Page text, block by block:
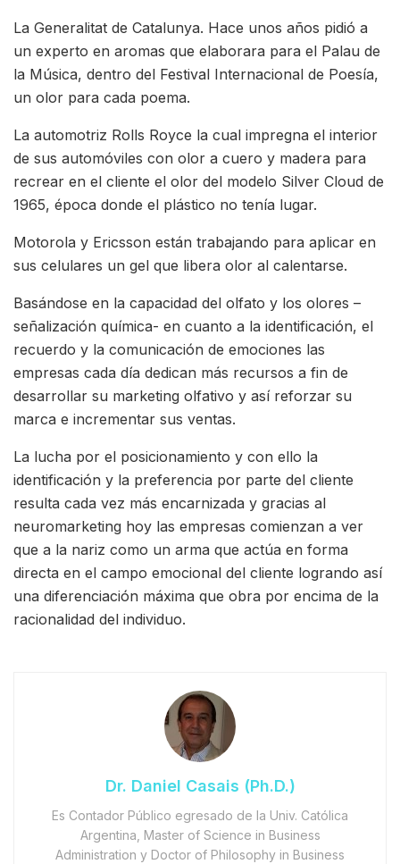
La Generalitat de Catalunya. Hace unos años pidió a
un experto en aromas que elaborara para el Palau de
la Música, dentro del Festival Internacional de Poesía,
un olor para cada poema.
La automotriz Rolls Royce la cual impregna el interior
de sus automóviles con olor a cuero y madera para
recrear en el cliente el olor del modelo Silver Cloud de
1965, época donde el plástico no tenía lugar.
Motorola y Ericsson están trabajando para aplicar en
sus celulares un gel que libera olor al calentarse.
Basándose en la capacidad del olfato y los olores –
señalización química- en cuanto a la identificación, el
recuerdo y la comunicación de emociones las
empresas cada día dedican más recursos a fin de
desarrollar su marketing olfativo y así reforzar su
marca e incrementar sus ventas.
La lucha por el posicionamiento y con ello la
identificación y la preferencia por parte del cliente
resulta cada vez más encarnizada y gracias al
neuromarketing hoy las empresas comienzan a ver
que a la nariz como un arma que actúa en forma
directa en el campo emocional del cliente logrando así
una diferenciación máxima que obra por encima de la
racionalidad del individuo.
Dr. Daniel Casais (Ph.D.)
Es Contador Público egresado de la Univ. Católica
Argentina, Master of Science in Business
Administration y Doctor of Philosophy in Business